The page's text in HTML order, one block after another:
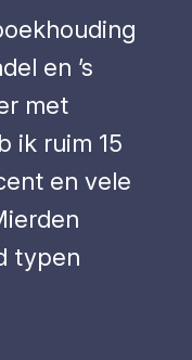
en ’s
met
ik ruim 15
en vele
typen